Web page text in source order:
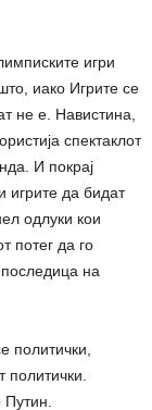
игри
иако Игрите се
не е. Навистина,
спектаклот
И покрај
игрите да бидат
одлуки кои
потег да го
на
политички,
политички.